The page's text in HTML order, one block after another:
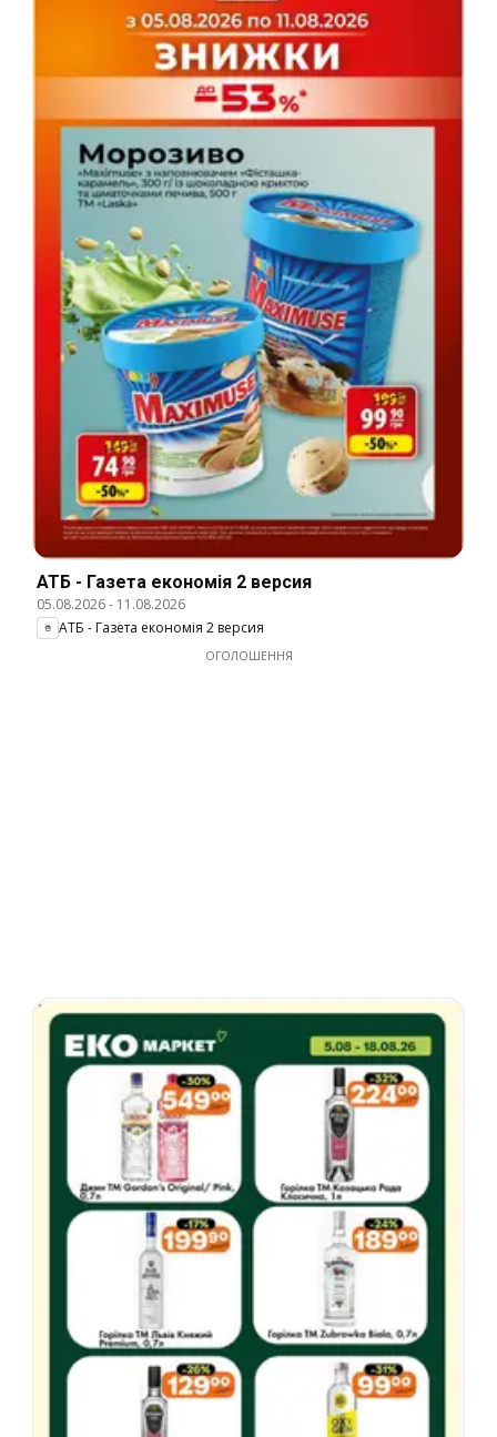
АТБ - Газета економія 2 версия
05.08.2026- 11.08.2026
АТБ - Газета економія 2 версия
ОГОЛОШЕННЯ